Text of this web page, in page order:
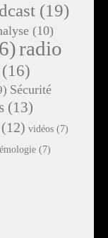
(19)
(10)
radio
(16)
Sécurité
(13)
(12) vidéos (7)
(7)